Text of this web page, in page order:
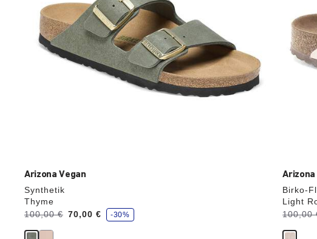
Arizona Vegan
Synthetik
Thyme
Vorher:
100,00 €
Jetzt 70,00 €
S
p
r
-30%
Arizona
Birko-
Light
Vorher:
100,00
Jetzt
S
p
r